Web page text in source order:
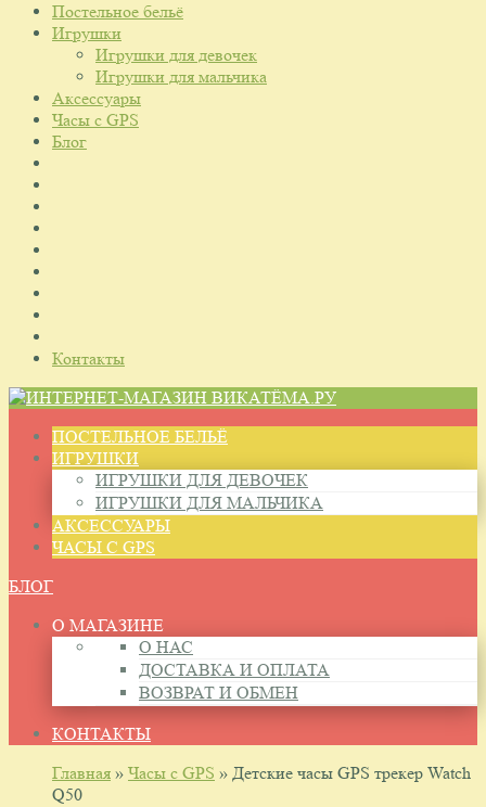
Постельное бельё
Игрушки
Игрушки для девочек
Игрушки для мальчика
Аксессуары
Часы с GPS
Блог
Контакты
ПОСТЕЛЬНОЕ БЕЛЬЁ
ИГРУШКИ
ИГРУШКИ ДЛЯ ДЕВОЧЕК
ИГРУШКИ ДЛЯ МАЛЬЧИКА
АКСЕССУАРЫ
ЧАСЫ С GPS
БЛОГ
О МАГАЗИНЕ
О НАС
ДОСТАВКА И ОПЛАТА
ВОЗВРАТ И ОБМЕН
КОНТАКТЫ
Главная » Часы с GPS » Детские часы GPS трекер Watch
Q50